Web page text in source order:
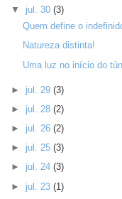
▼ jul. 30 (3)
Quem define o
Natureza distinta!
Uma luz no início do
► jul. 29 (3)
► jul. 28 (2)
► jul. 26 (2)
► jul. 25 (3)
► jul. 24 (3)
► jul. 23 (1)